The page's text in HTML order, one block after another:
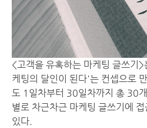
<고객을 유혹하는 마케팅 글쓰기
케팅의 달인이 된다'는 컨셉으로
도 1일차부터 30일차까지 총 30
별로 차근차근 마케팅 글쓰기에
있다.